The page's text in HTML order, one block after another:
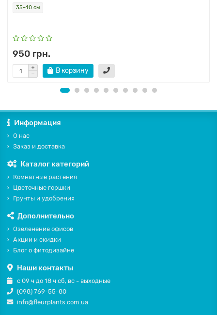
35-40 см
950 грн.
В корзину
Информация
О нас
Заказ и доставка
Каталог категорий
Комнатные растения
Цветочные горшки
Грунты и удобрения
Дополнительно
Озеленение офисов
Акции и скидки
Блог о фитодизайне
Наши контакты
с 09 ч до 18 ч сб, вс - выходные
(098) 769-55-80
info@fleurplants.com.ua